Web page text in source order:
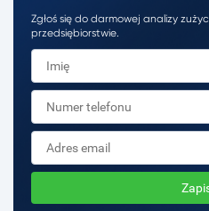
Zgłoś się do darmowej analizy
przedsiębiorstwie.